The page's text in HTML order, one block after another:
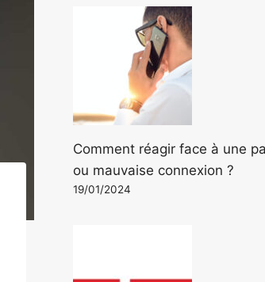
Comment réagir face à une
ou mauvaise connexion ?
19/01/2024